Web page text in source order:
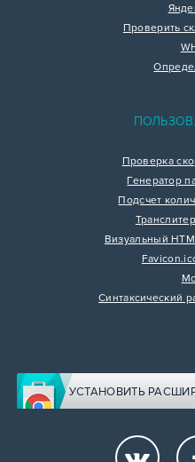
Проверить
Проверка
Генератор
Подсчет
Визуальный
Синтаксический
УСТАНОВИТЬ